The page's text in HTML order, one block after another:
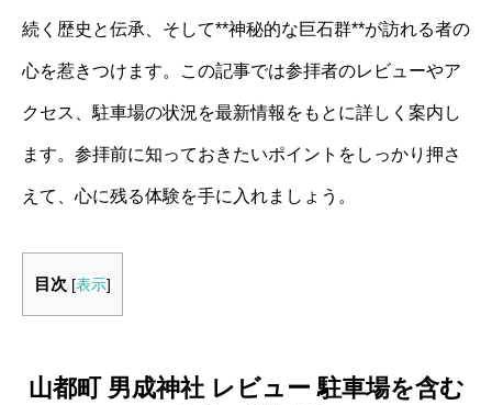
続く歴史と伝承、そして**神秘的な巨石群**が訪れる者の
心を惹きつけます。この記事では参拝者のレビューやア
クセス、駐車場の状況を最新情報をもとに詳しく案内し
ます。参拝前に知っておきたいポイントをしっかり押さ
えて、心に残る体験を手に入れましょう。
目次 [表示]
山都町 男成神社 レビュー 駐車場を含む